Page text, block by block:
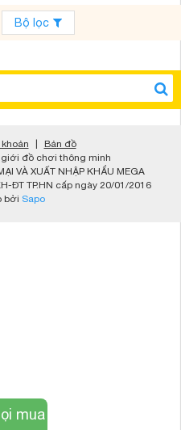
Bộ lọc
mua
Bản đồ
đồ chơi thông minh
VÀ XUẤT NHẬP KHẨU MEGA
ĐT TP.HN cấp ngày 20/01/2016
bởi Sapo